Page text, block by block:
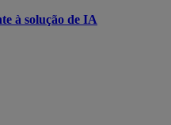
à solução de IA